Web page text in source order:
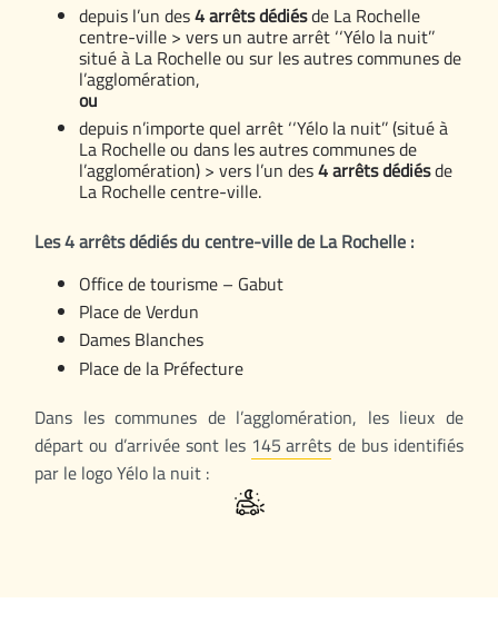
depuis l’un des4 arrêts dédiésde La Rochelle
centre-ville > vers un autre arrêt ‘‘Yélo la nuit’’
situé à La Rochelle ou sur les autres communes de
l’agglomération,
ou
depuis n’importe quel arrêt ‘‘Yélo la nuit’’ (situé à
La Rochelle ou dans les autres communes de
l’agglomération) > vers l’un des4 arrêts dédiésde
La Rochelle centre-ville.
Les 4 arrêts dédiés du centre-ville de La Rochelle :
Office de tourisme – Gabut
Place de Verdun
Dames Blanches
Place de la Préfecture
Dans les communes de l’agglomération, les lieux de
départ ou d’arrivée sont les 145 arrêts de bus identifiés
par le logo Yélo la nuit :